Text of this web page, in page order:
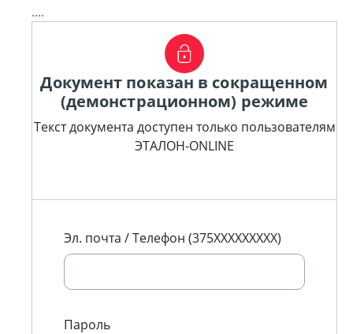
....
Документ показан в сокращенном
(демонстрационном) режиме
Текст документа доступен только пользователям
ЭТАЛОН-ONLINE
Эл. почта / Телефон (375XXXXXXXXX)
Пароль